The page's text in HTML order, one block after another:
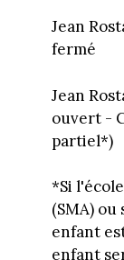
Jean
fermé
Jean
ouvert -
partiel*)
*Si
(SMA)
enfant
enfant